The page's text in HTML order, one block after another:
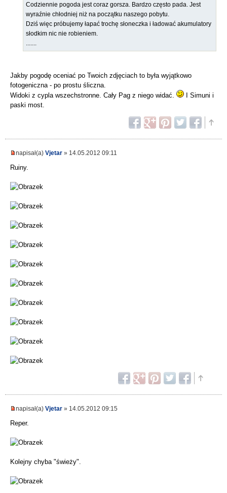
Codziennie pogoda jest coraz gorsza. Bardzo często pada. Jest
wyraźnie chłodniej niż na początku naszego pobytu.
Dziś więc próbujemy łapać trochę słoneczka i ładować akumulatory
słodkim nic nie robieniem.
.......
Jakby pogodę oceniać po Twoich zdjęciach to była wyjątkowo
fotogeniczna - po prostu śliczna.
Widoki z cypla wszechstronne. Cały Pag z niego widać.
I Simuni i
paski most.
napisał(a) Vjetar » 14.05.2012 09:11
Ruiny.
napisał(a) Vjetar » 14.05.2012 09:15
Reper.
Kolejny chyba "świeży".